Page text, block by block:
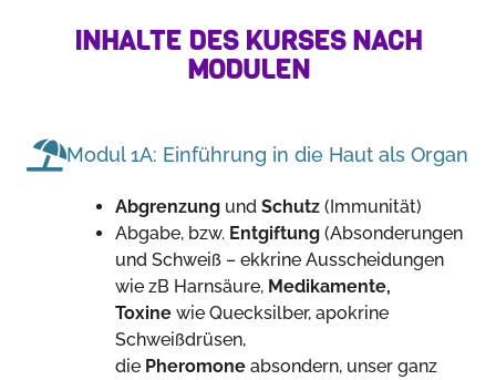
INHALTE DES KURSES NACH
MODULEN
Modul 1A: Einführung in die Haut als Organ
Abgrenzung und Schutz (Immunität)
Abgabe, bzw. Entgiftung (Absonderungen
und Schweiß – ekkrine Ausscheidungen
wie zB Harnsäure, Medikamente,
Toxine wie Quecksilber, apokrine
Schweißdrüsen,
die Pheromone absondern, unser ganz